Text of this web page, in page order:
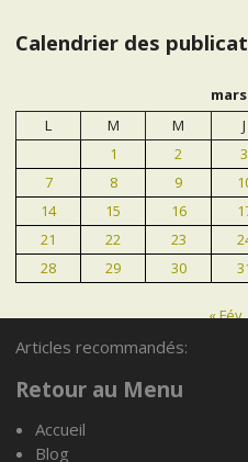
Calendrier des
mars
L
M M J
1
2 3
7
8 9
14
15 16
21
22 23
28
29 30
« Fév
Articles recommandés:
Retour au Menu
Accueil
Blog